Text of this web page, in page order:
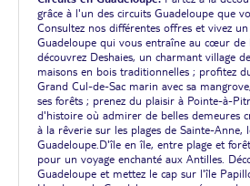
grâce à l'un des circuits Guadeloupe que
Consultez nos différentes offres et vivez
Guadeloupe qui vous entraîne au cœur de
découvrez Deshaies, un charmant village
maisons en bois traditionnelles ; profitez
Grand Cul-de-Sac marin avec sa
ses forêts ; prenez du plaisir à Pointe-à-
d'histoire où admirer de belles demeures
à la rêverie sur les plages de Sainte-Anne,
Guadeloupe.D'île en île, entre plage et
pour un voyage enchanté aux Antilles.
Guadeloupe et mettez le cap sur l'île